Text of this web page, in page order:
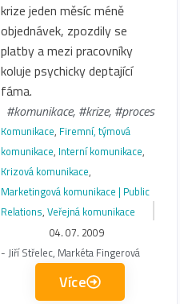
krize jeden měsíc méně
objednávek, zpozdily se
platby a mezi pracovníky
koluje psychicky deptající
fáma.
#komunikace, #krize, #proces
Komunikace, Firemní, týmová
komunikace, Interní komunikace,
Krizová komunikace,
Marketingová komunikace | Public
Relations, Veřejná komunikace
04. 07. 2009
- Jiří Střelec, Markéta Fingerová
Více